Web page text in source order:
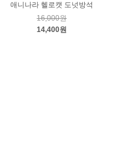
애니나라 헬로캣 도넛방석
16,000원
14,400원